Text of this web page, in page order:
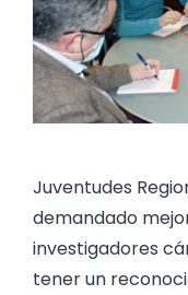
Juventudes
demandado
investigadores
tener un